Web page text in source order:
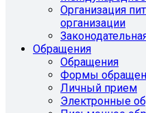
Организация
организации
Обращения
Обращения
Формы
Личный прием
Электронные